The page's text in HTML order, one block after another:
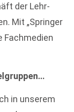
der Lehr-
Mit „Springer
Fachmedien
in unserem